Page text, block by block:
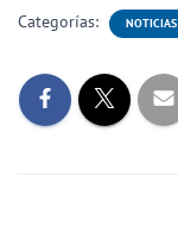
Categorías: NOTICIAS